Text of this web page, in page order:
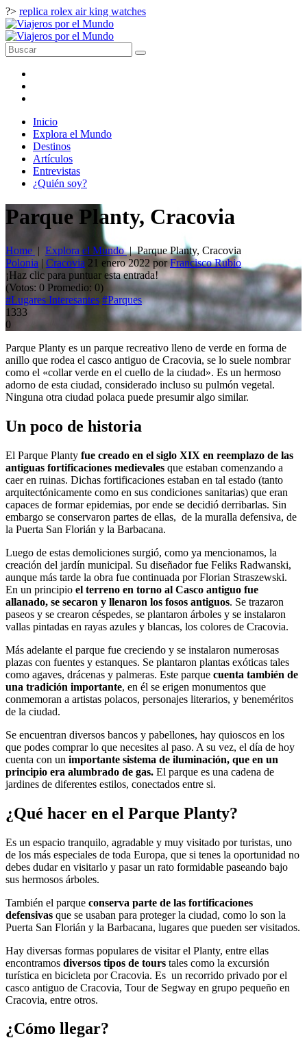
?> replica rolex air king watches
Inicio
Explora el Mundo
Destinos
Artículos
Entrevistas
¿Quién soy?
Parque Planty, Cracovia
Home | Explora el Mundo |Parque Planty, Cracovia
Polonia | Cracovia 21 enero 2022porFrancisco Rubio
¡Haz clic para puntuar esta entrada!
(Votos: 0 Promedio: 0)
#Lugares Interesantes #Parques
1333
0
Parque Planty es un parque recreativo lleno de verde en forma de
anillo que rodea el casco antiguo de Cracovia, se lo suele nombrar
como el «collar verde en el cuello de la ciudad». Es un hermoso
adorno de esta ciudad, considerado incluso su pulmón vegetal.
Ninguna otra ciudad polaca puede presumir algo similar.
Un poco de historia
El Parque Planty fue creado en el siglo XIX en reemplazo de las
antiguas fortificaciones medievales que estaban comenzando a
caer en ruinas. Dichas fortificaciones estaban en tal estado (tanto
arquitectónicamente como en sus condiciones sanitarias) que eran
capaces de formar epidemias, por ende se decidió derribarlas. Sin
embargo se conservaron partes de ellas, de la muralla defensiva, de
la Puerta San Florián y la Barbacana.
Luego de estas demoliciones surgió, como ya mencionamos, la
creación del jardín municipal. Su diseñador fue Feliks Radwanski,
aunque más tarde la obra fue continuada por Florian Straszewski.
En un principio el terreno en torno al Casco antiguo fue
allanado, se secaron y llenaron los fosos antiguos. Se trazaron
paseos y se crearon céspedes, se plantaron árboles y se instalaron
vallas pintadas en rayas azules y blancas, los colores de Cracovia.
Más adelante el parque fue creciendo y se instalaron numerosas
plazas con fuentes y estanques. Se plantaron plantas exóticas tales
como agaves, drácenas y palmeras. Este parque cuenta también de
una tradición importante, en él se erigen monumentos que
conmemoran a artistas polacos, personajes literarios, y beneméritos
de la ciudad.
Se encuentran diversos bancos y pabellones, hay quioscos en los
que podes comprar lo que necesites al paso. A su vez, el día de hoy
cuenta con un importante sistema de iluminación, que en un
principio era alumbrado de gas. El parque es una cadena de
jardines de diferentes estilos, conectados entre si.
¿Qué hacer en el Parque Planty?
Es un espacio tranquilo, agradable y muy visitado por turistas, uno
de los más especiales de toda Europa, que si tenes la oportunidad no
debes dudar en visitarlo y pasar un rato formidable paseando bajo
sus hermosos árboles.
También el parque conserva parte de las fortificaciones
defensivas que se usaban para proteger la ciudad, como lo son la
Puerta San Florián y la Barbacana, lugares que pueden ser visitados.
Hay diversas formas populares de visitar el Planty, entre ellas
encontramos diversos tipos de tours tales como la excursión
turística en bicicleta por Cracovia. Es un recorrido privado por el
casco antiguo de Cracovia, Tour de Segway en grupo pequeño en
Cracovia, entre otros.
¿Cómo llegar?